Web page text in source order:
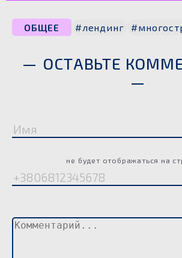
ОБЩЕЕ #лендинг
ОСТАВЬТЕ
не будет отображаться на